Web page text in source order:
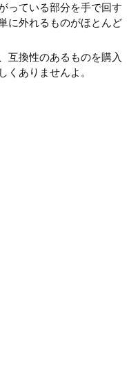
っている部分を手で回す
に外れるものがほとんど
互換性のあるものを購入
くありませんよ。